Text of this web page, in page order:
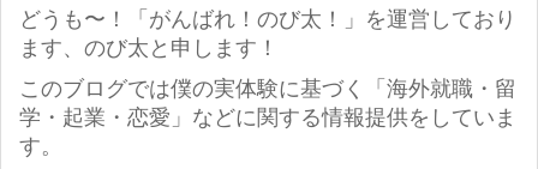
どうも〜！「がんばれ！のび太！」を運営しており
ます、のび太と申します！
このブログでは僕の実体験に基づく「海外就職・留
学・起業・恋愛」などに関する情報提供をしていま
す。